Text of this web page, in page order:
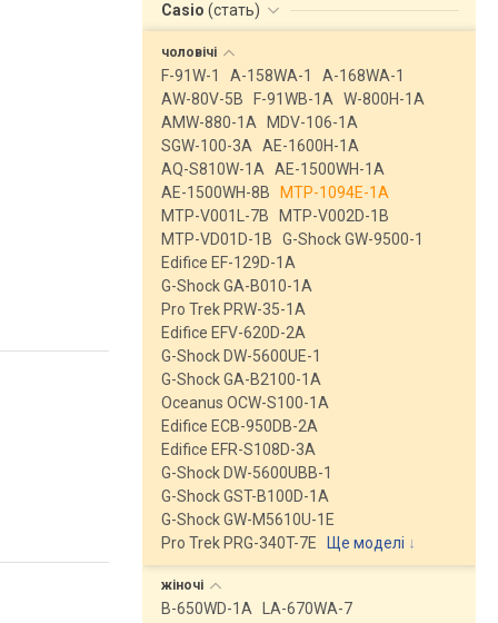
Casio (стать)
чоловічі
F-91W-1 A-158WA-1
A-168WA-1
AW-80V-5B
F-91WB-1A
W-800H-1A
AMW-880-1A
MDV-106-1A
SGW-100-3A
AE-1600H-1A
AQ-S810W-1A
AE-1500WH-1A
AE-1500WH-8B
MTP-1094E-1A
MTP-V001L-7B
MTP-V002D-1B
MTP-VD01D-1B
G-Shock GW-9500-1
Edifice EF-129D-1A
G-Shock GA-B010-1A
Pro Trek PRW-35-1A
Edifice EFV-620D-2A
G-Shock DW-5600UE-1
G-Shock GA-B2100-1A
Oceanus OCW-S100-1A
Edifice ECB-950DB-2A
Edifice EFR-S108D-3A
G-Shock DW-5600UBB-1
G-Shock GST-B100D-1A
G-Shock GW-M5610U-1E
Pro Trek PRG-340T-7E
Ще моделі ↓
жіночі
B-650WD-1A
LA-670WA-7